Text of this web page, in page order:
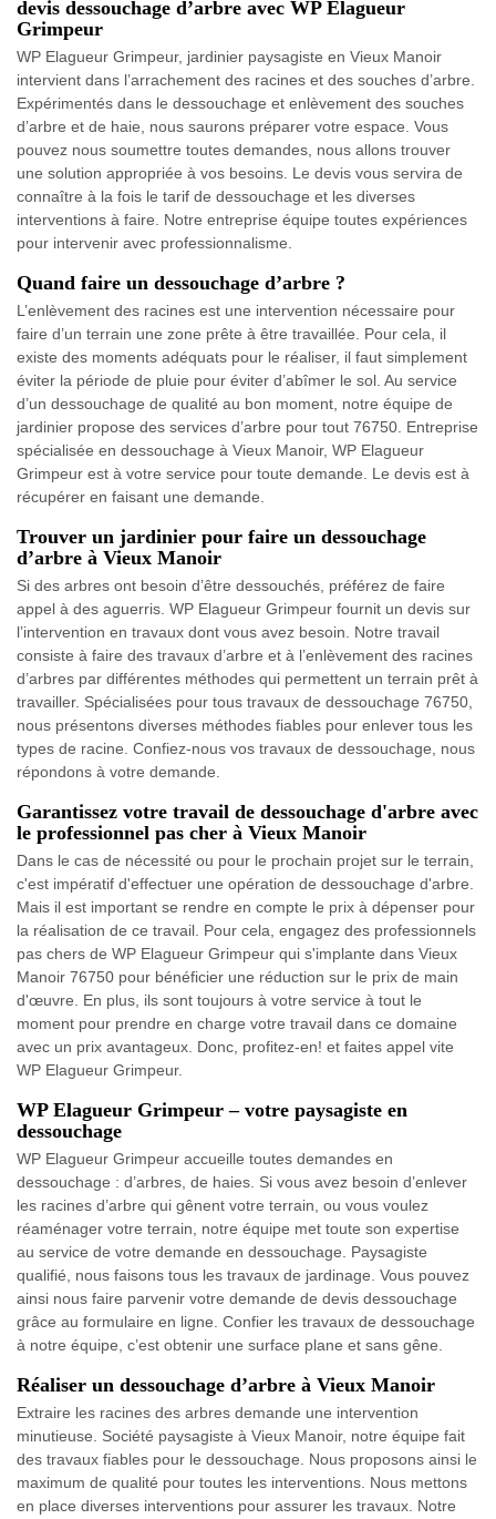
devis dessouchage d’arbre avec WP Elagueur
Grimpeur
WP Elagueur Grimpeur, jardinier paysagiste en Vieux Manoir
intervient dans l’arrachement des racines et des souches d’arbre.
Expérimentés dans le dessouchage et enlèvement des souches
d’arbre et de haie, nous saurons préparer votre espace. Vous
pouvez nous soumettre toutes demandes, nous allons trouver
une solution appropriée à vos besoins. Le devis vous servira de
connaître à la fois le tarif de dessouchage et les diverses
interventions à faire. Notre entreprise équipe toutes expériences
pour intervenir avec professionnalisme.
Quand faire un dessouchage d’arbre ?
L’enlèvement des racines est une intervention nécessaire pour
faire d’un terrain une zone prête à être travaillée. Pour cela, il
existe des moments adéquats pour le réaliser, il faut simplement
éviter la période de pluie pour éviter d’abîmer le sol. Au service
d’un dessouchage de qualité au bon moment, notre équipe de
jardinier propose des services d’arbre pour tout 76750. Entreprise
spécialisée en dessouchage à Vieux Manoir, WP Elagueur
Grimpeur est à votre service pour toute demande. Le devis est à
récupérer en faisant une demande.
Trouver un jardinier pour faire un dessouchage
d’arbre à Vieux Manoir
Si des arbres ont besoin d’être dessouchés, préférez de faire
appel à des aguerris. WP Elagueur Grimpeur fournit un devis sur
l’intervention en travaux dont vous avez besoin. Notre travail
consiste à faire des travaux d’arbre et à l’enlèvement des racines
d’arbres par différentes méthodes qui permettent un terrain prêt à
travailler. Spécialisées pour tous travaux de dessouchage 76750,
nous présentons diverses méthodes fiables pour enlever tous les
types de racine. Confiez-nous vos travaux de dessouchage, nous
répondons à votre demande.
Garantissez votre travail de dessouchage d'arbre avec
le professionnel pas cher à Vieux Manoir
Dans le cas de nécessité ou pour le prochain projet sur le terrain,
c'est impératif d'effectuer une opération de dessouchage d'arbre.
Mais il est important se rendre en compte le prix à dépenser pour
la réalisation de ce travail. Pour cela, engagez des professionnels
pas chers de WP Elagueur Grimpeur qui s'implante dans Vieux
Manoir 76750 pour bénéficier une réduction sur le prix de main
d'œuvre. En plus, ils sont toujours à votre service à tout le
moment pour prendre en charge votre travail dans ce domaine
avec un prix avantageux. Donc, profitez-en! et faites appel vite
WP Elagueur Grimpeur.
WP Elagueur Grimpeur – votre paysagiste en
dessouchage
WP Elagueur Grimpeur accueille toutes demandes en
dessouchage : d’arbres, de haies. Si vous avez besoin d’enlever
les racines d’arbre qui gênent votre terrain, ou vous voulez
réaménager votre terrain, notre équipe met toute son expertise
au service de votre demande en dessouchage. Paysagiste
qualifié, nous faisons tous les travaux de jardinage. Vous pouvez
ainsi nous faire parvenir votre demande de devis dessouchage
grâce au formulaire en ligne. Confier les travaux de dessouchage
à notre équipe, c’est obtenir une surface plane et sans gêne.
Réaliser un dessouchage d’arbre à Vieux Manoir
Extraire les racines des arbres demande une intervention
minutieuse. Société paysagiste à Vieux Manoir, notre équipe fait
des travaux fiables pour le dessouchage. Nous proposons ainsi le
maximum de qualité pour toutes les interventions. Nous mettons
en place diverses interventions pour assurer les travaux. Notre